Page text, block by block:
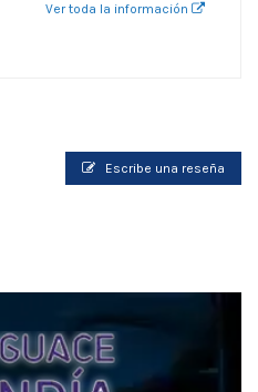
Ver toda la información
Escribe una reseña